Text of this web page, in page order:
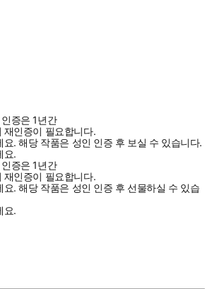
증은 1년간
재인증이 필요합니다.
요.해당 작품은 성인 인증 후 보실 수 있습니다.
요.
증은 1년간
재인증이 필요합니다.
요.해당 작품은 성인 인증 후 선물하실 수 있습
요.